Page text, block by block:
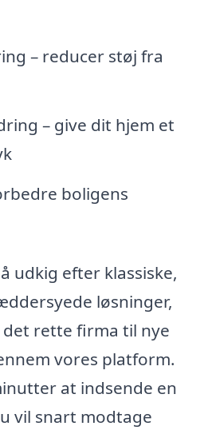
– reducer støj fra
– give dit hjem et
boligens
udkig efter klassiske,
løsninger,
rette firma til nye
vores platform.
at indsende en
vil snart modtage